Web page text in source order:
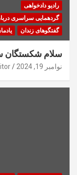
رادیو دادخواهی
گردهمایی سراسری
گفتگوهای زندان
سلام شکستگان
نوامبر 19, 2024